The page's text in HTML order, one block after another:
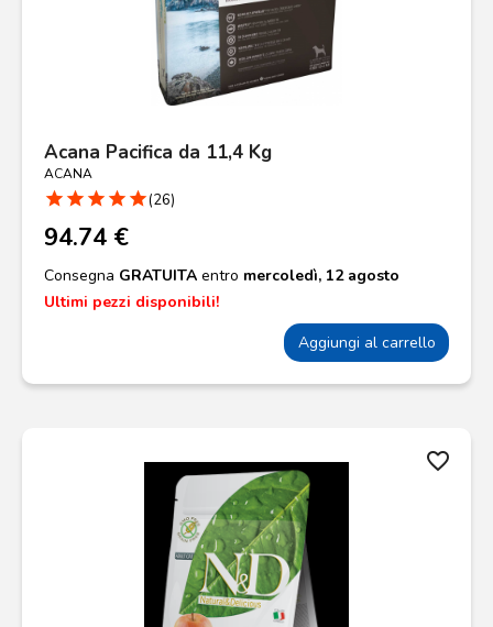
Acana Pacifica da 11,4 Kg
ACANA
star star star star star(26)
94.74 €
Consegna GRATUITA entro mercoledì, 12 agosto
Ultimi pezzi disponibili!
Aggiungi al carrello
favorite_border